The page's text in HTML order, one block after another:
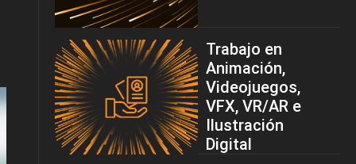
Trabajo en
Animación,
Videojuegos,
VFX, VR/AR e
Ilustración
Digital